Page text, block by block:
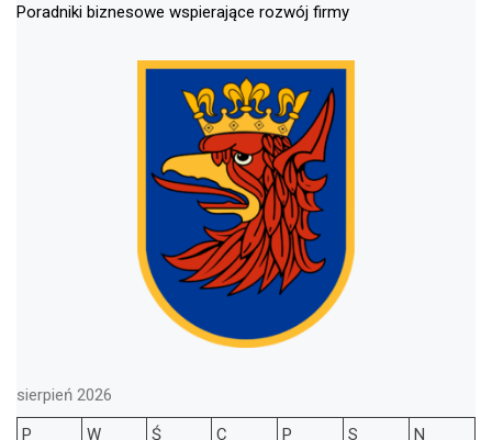
Poradniki biznesowe wspierające rozwój firmy
sierpień 2026
P
W Ś C P S N